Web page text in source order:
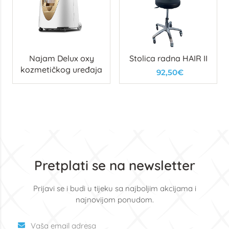
Najam Delux oxy
kozmetičkog uređaja
Stolica radna HAIR II
92,50€
Pretplati se na newsletter
Prijavi se i budi u tijeku sa najboljim akcijama i
najnovijom ponudom.